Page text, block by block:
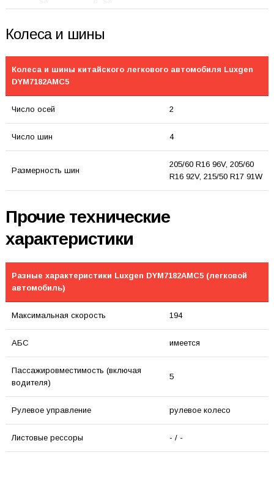
Колеса и шины
Колеса и шины китайского легкового автомобиля Luxgen
DYM7182AMC5
Число осей 2
Число шин 4
Размерность шин
205/60 R16 96V, 205/60
R16 92V, 215/50 R17 91W
Прочие технические
характеристики
Разные характеристики Luxgen DYM7182AMC5 (легковой
автомобиль)
Максимальная скорость 194
АБС имеется
Пассажировместимость (включая
водителя)
5
Рулевое управление рулевое колесо
Листовые рессоры - / -